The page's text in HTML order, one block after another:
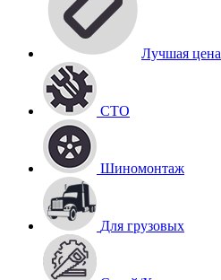
Лучшая цена
СТО
Шиномонтаж
Для грузовых